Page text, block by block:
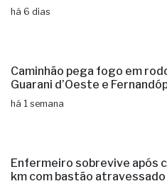
há 6 dias
Caminhão pega fogo em
Guarani d’Oeste e
há 1 semana
Enfermeiro sobrevive após
km com bastão atravessado